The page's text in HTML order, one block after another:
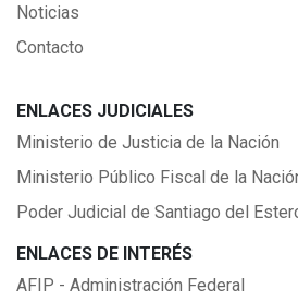
Noticias
Contacto
ENLACES JUDICIALES
Ministerio de Justicia de la Nación
Ministerio Público Fiscal de la
Poder Judicial de Santiago del
ENLACES DE INTERÉS
AFIP - Administración Federal